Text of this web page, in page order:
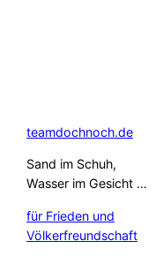
teamdochnoch.de
Sand im Schuh,
Wasser im Gesicht …
für Frieden und
Völkerfreundschaft